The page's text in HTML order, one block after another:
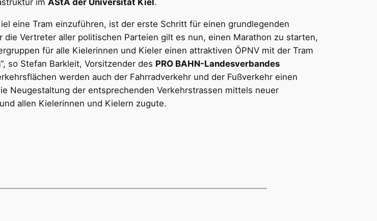
eine Tram einzuführen, ist der erste Schritt für einen grundlegenden
die Vertreter aller politischen Parteien gilt es nun, einen Marathon zu starten,
für alle Kielerinnen und Kieler einen attraktiven ÖPNV mit der Tram
so Stefan Barkleit, Vorsitzender des PRO BAHN-Landesverbandes
werden auch der Fahrradverkehr und der Fußverkehr einen
Neugestaltung der entsprechenden Verkehrstrassen mittels neuer
allen Kielerinnen und Kielern zugute.